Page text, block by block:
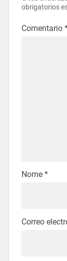
obrigatorios
Comentario
Nome *
Correo